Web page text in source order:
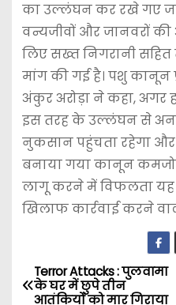
का उल्लंघन कर रखे गए
वन्यजीवों और जानवरों
लिए सख्त निगरानी
मांग की गई है। पशु कानून
अंकुर अरोड़ा ने कहा, अगर
इस तरह के उल्लंघन से
नुकसान पहुंचता रहेगा और
बनाया गया कानून
लागू करने में विफलता यह
खिलाफ कार्रवाई करने
PTerror Attacks : पुलवामा
के घर में छुपे तीन
आतंकियों को मार गिराया